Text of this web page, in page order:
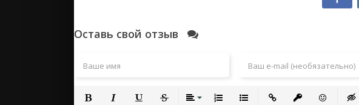
Оставь свой отзыв